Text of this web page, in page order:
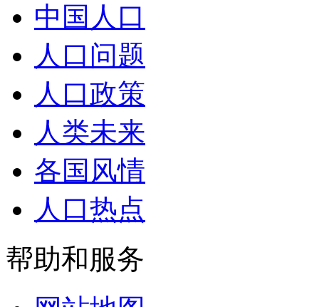
中国人口
人口问题
人口政策
人类未来
各国风情
人口热点
帮助和服务